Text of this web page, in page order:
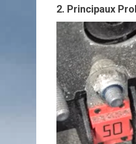
2. Principaux